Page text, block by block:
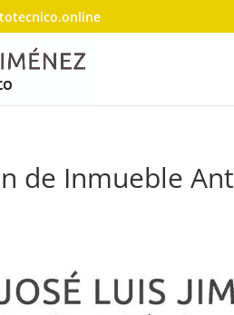
de Inmueble